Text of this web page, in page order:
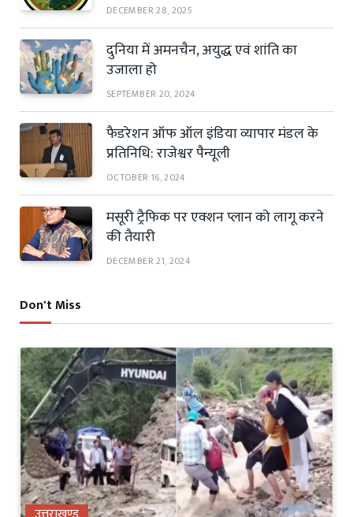
DECEMBER 28, 2025
दुनिया में अमनचैन, अयुद्ध एवं शांति का
उजाला हो
SEPTEMBER 20, 2024
फैडरेशन ऑफ ऑल इंडिया व्यापार मंडल के
प्रतिनिधि: राजेश्वर पैन्यूली
OCTOBER 16, 2024
मसूरी ट्रैफिक पर एक्शन प्लान को लागू करने
की तैयारी
DECEMBER 21, 2024
Don't Miss